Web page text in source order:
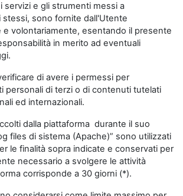
servizi e gli strumenti messi a
sono fornite dall'Utente
volontariamente, esentando il presente
in merito ad eventuali
di avere i permessi per
personali di terzi o di contenuti tutelati
ed internazionali.
dalla piattaforma durante il suo
files di sistema (Apache)” sono utilizzati
le finalità sopra indicate e conservati per
necessario a svolgere le attività
corrisponde a 30 giorni (*).